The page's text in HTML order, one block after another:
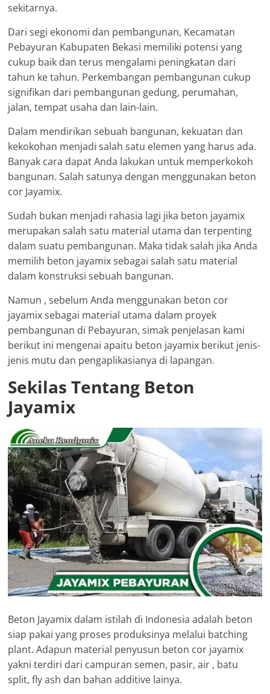
sekitarnya.
Dari segi ekonomi dan pembangunan, Kecamatan
Pebayuran Kabupaten Bekasi memiliki potensi yang
cukup baik dan terus mengalami peningkatan dari
tahun ke tahun. Perkembangan pembangunan cukup
signifikan dari pembangunan gedung, perumahan,
jalan, tempat usaha dan lain-lain.
Dalam mendirikan sebuah bangunan, kekuatan dan
kekokohan menjadi salah satu elemen yang harus ada.
Banyak cara dapat Anda lakukan untuk memperkokoh
bangunan. Salah satunya dengan menggunakan beton
cor Jayamix.
Sudah bukan menjadi rahasia lagi jika beton jayamix
merupakan salah satu material utama dan terpenting
dalam suatu pembangunan. Maka tidak salah jika Anda
memilih beton jayamix sebagai salah satu material
dalam konstruksi sebuah bangunan.
Namun , sebelum Anda menggunakan beton cor
jayamix sebagai material utama dalam proyek
pembangunan di Pebayuran, simak penjelasan kami
berikut ini mengenai apaitu beton jayamix berikut jenis-
jenis mutu dan pengaplikasianya di lapangan.
Sekilas Tentang Beton
Jayamix
Beton Jayamix dalam istilah di Indonesia adalah beton
siap pakai yang proses produksinya melalui batching
plant. Adapun material penyusun beton cor jayamix
yakni terdiri dari campuran semen, pasir, air , batu
split, fly ash dan bahan additive lainya.